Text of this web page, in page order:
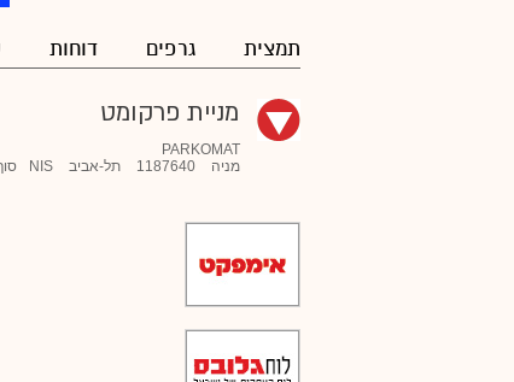
תמצית גרפים דוחות
מניית פרקומט
PARKOMAT
מניה
1187640 תל-אביב NIS